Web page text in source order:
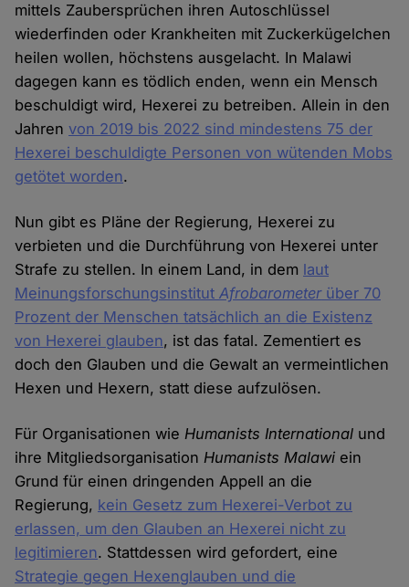
mittels Zaubersprüchen ihren Autoschlüssel
wiederfinden oder Krankheiten mit Zuckerkügelchen
heilen wollen, höchstens ausgelacht. In Malawi
dagegen kann es tödlich enden, wenn ein Mensch
beschuldigt wird, Hexerei zu betreiben. Allein in den
Jahrenvon 2019 bis 2022 sind mindestens 75 der
Hexerei beschuldigte Personen von wütenden Mobs
getötet worden.
Nun gibt es Pläne der Regierung, Hexerei zu
verbieten und die Durchführung von Hexerei unter
Strafe zu stellen. In einem Land, in dem laut
MeinungsforschungsinstitutAfrobarometerüber 70
Prozent der Menschen tatsächlich an die Existenz
von Hexerei glauben, ist das fatal. Zementiert es
doch den Glauben und die Gewalt an vermeintlichen
Hexen und Hexern, statt diese aufzulösen.
Für Organisationen wieHumanists International und
ihre MitgliedsorganisationHumanists Malawi ein
Grund für einen dringenden Appell an die
Regierung, kein Gesetz zum Hexerei-Verbot zu
erlassen, um den Glauben an Hexerei nicht zu
legitimieren. Stattdessen wird gefordert, eine
Strategie gegen Hexenglauben und die